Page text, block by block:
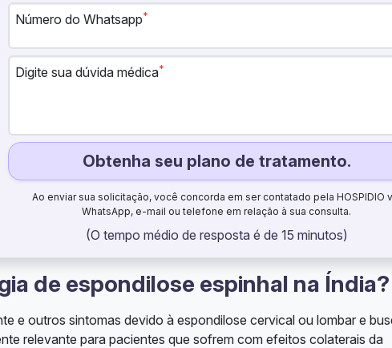
Número do Whatsapp*
Digite sua dúvida médica*
Obtenha seu plano de tratamento.
Ao enviar sua solicitação, você concorda em ser contatado pela HOSPIDIO
WhatsApp, e-mail ou telefone em relação à sua consulta.
(O tempo médio de resposta é de 15 minutos)
de espondilose espinhal na Índia?
e outros sintomas devido à espondilose cervical ou lombar e
relevante para pacientes que sofrem com efeitos colaterais da